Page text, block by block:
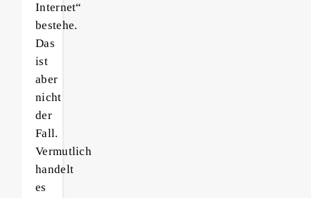
Internet“
bestehe.
Das
ist
aber
nicht
der
Fall.
Vermutlich
handelt
es